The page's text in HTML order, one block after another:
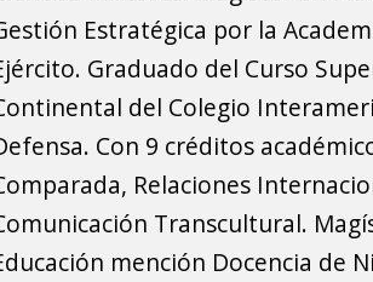
Estratégica por la
Graduado del Curso
del Colegio
Con 9 créditos
Relaciones
Transcultural.
mención Docencia de